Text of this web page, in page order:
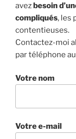
avezbesoin
compliqués, les
contentieuses.
Contactez-moi
par téléphone au
Votre nom
Votre e-mail